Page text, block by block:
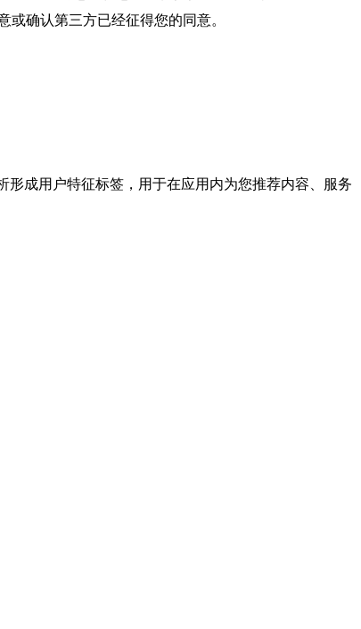
确认第三方已经征得您的同意。
成用户特征标签，用于在应用内为您推荐内容、服务